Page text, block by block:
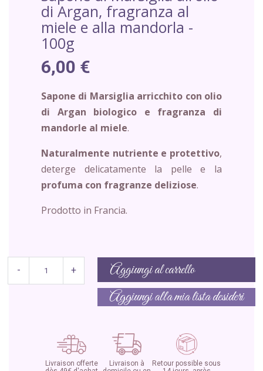
di Argan, fragranza al
miele e alla mandorla -
100g
6,00 €
Sapone di Marsiglia arricchito con olio
di Argan biologico e fragranza di
mandorle al miele.
Naturalmente nutriente e protettivo,
deterge delicatamente la pelle e la
profuma con fragranze deliziose.
Prodotto in Francia.
- + Aggiungi al carrello
Aggiungi alla mia lista desideri
Livraison offerte
Livraison à
Retour possible sous